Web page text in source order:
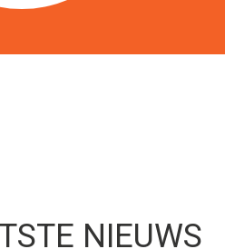
NIEUWS